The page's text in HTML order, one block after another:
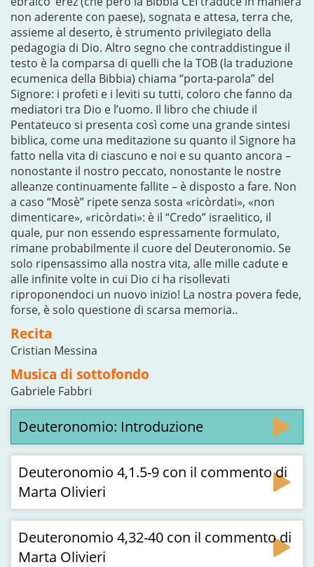
non aderente con paese), sognata e attesa, terra che,
assieme al deserto, è strumento privilegiato della
pedagogia di Dio. Altro segno che contraddistingue il
testo è la comparsa di quelli che la TOB (la traduzione
ecumenica della Bibbia) chiama “porta-parola” del
Signore: i profeti e i leviti su tutti, coloro che fanno da
mediatori tra Dio e l’uomo. Il libro che chiude il
Pentateuco si presenta così come una grande sintesi
biblica, come una meditazione su quanto il Signore ha
fatto nella vita di ciascuno e noi e su quanto ancora –
nonostante il nostro peccato, nonostante le nostre
alleanze continuamente fallite – è disposto a fare. Non
a caso “Mosè” ripete senza sosta «ricòrdati», «non
dimenticare», «ricòrdati»: è il “Credo” israelitico, il
quale, pur non essendo espressamente formulato,
rimane probabilmente il cuore del Deuteronomio. Se
solo ripensassimo alla nostra vita, alle mille cadute e
alle infinite volte in cui Dio ci ha risollevati
riproponendoci un nuovo inizio! La nostra povera fede,
forse, è solo questione di scarsa memoria..
Recita
Cristian Messina
Musica di sottofondo
Gabriele Fabbri
Deuteronomio: Introduzione
Deuteronomio 4,1.5-9 con il commento di
Marta Olivieri
Deuteronomio 4,32-40 con il commento di
Marta Olivieri